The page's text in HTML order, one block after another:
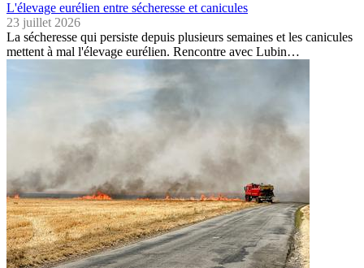
L'élevage eurélien entre sécheresse et canicules
23 juillet 2026
La sécheresse qui persiste depuis plusieurs semaines et les canicules
mettent à mal l'élevage eurélien. Rencontre avec Lubin…